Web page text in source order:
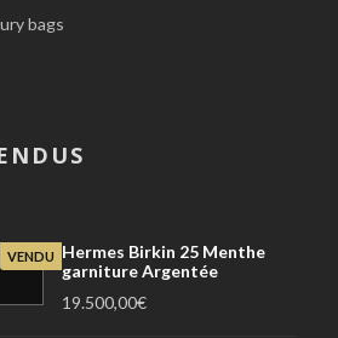
bags
VENDU
Hermes Birkin 25 Menthe
garniture Argentée
19.500,00€